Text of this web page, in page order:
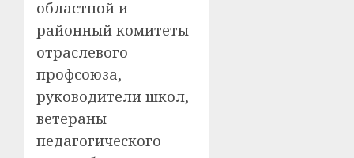
областной и
районный комитеты
отраслевого
профсоюза,
руководители школ,
ветераны
педагогического